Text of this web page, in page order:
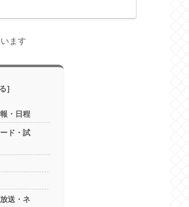
ます
・日程
ド・試
送・ネ